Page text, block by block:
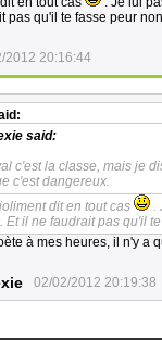
pas qu'il te fasse peur
2012 20:16:44
said:
c'est la classe, mais je
c'est dangereux.
dit en tout cas
.
Et il ne faudrait pas qu'il
à mes heures, il n'y a
02/02/2012 20:19:38